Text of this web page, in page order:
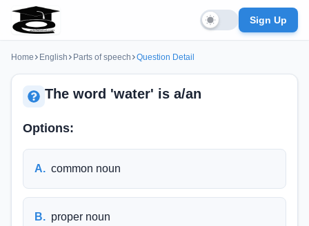
Sign Up
Home English Parts of speech Question Detail
The word 'water' is a/an
Options:
A. common noun
B. proper noun